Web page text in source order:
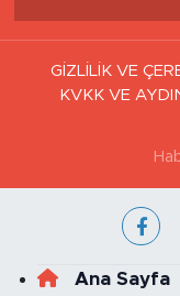
GİZLİLİK VE
KVKK VE
Ana Sayfa